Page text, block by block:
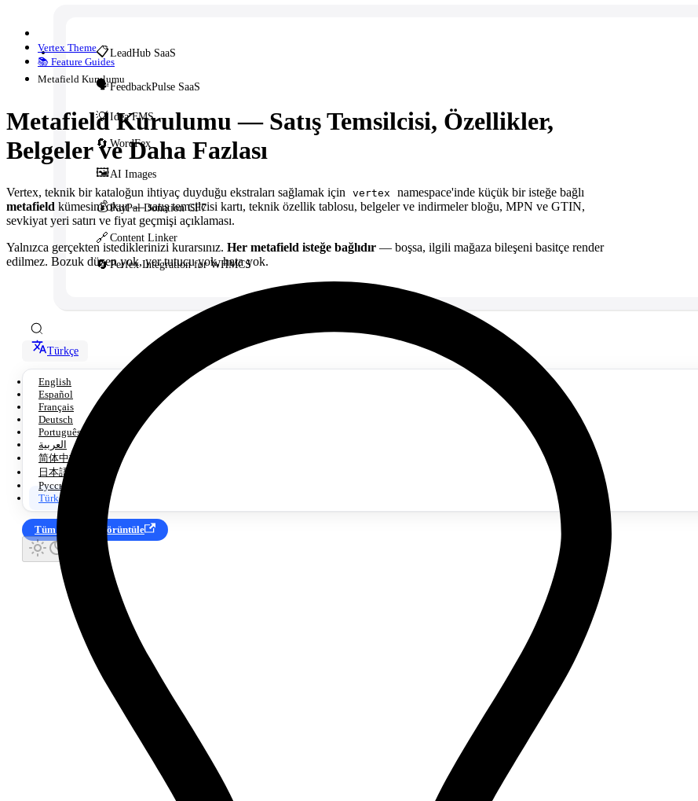
📋LeadHub SaaS
🗣️FeedbackPulse SaaS
💡Idea FMS
🔄 WordFex
🖼️AI Images
💰PayPal Donation CF7
🔗 Content Linker
🔄Perfex Integration for WHMCS
Türkçe
English
Español
Français
Deutsch
Português
العربية
简体中文
日本語
Русский
Türkçe
Tüm Ürünleri Görüntüle
Vertex Theme
📚 Feature Guides
Metafield Kurulumu
Metafield Kurulumu — Satış Temsilcisi, Özellikler,
Belgeler ve Daha Fazlası
Vertex, teknik bir kataloğun ihtiyaç duyduğu ekstraları sağlamak için vertex
namespace'inde küçük bir isteğe bağlı
metafield kümesini okur — satış temsilcisi kartı, teknik özellik tablosu, belgeler ve indirmeler bloğu, MPN ve GTIN,
sevkiyat yeri satırı ve fiyat geçmişi açıklaması.
Yalnızca gerçekten istediklerinizi kurarsınız. Her metafield isteğe bağlıdır — boşsa, ilgili mağaza bileşeni basitçe render
edilmez. Bozuk düzen yok, yer tutucu yok, hata yok.